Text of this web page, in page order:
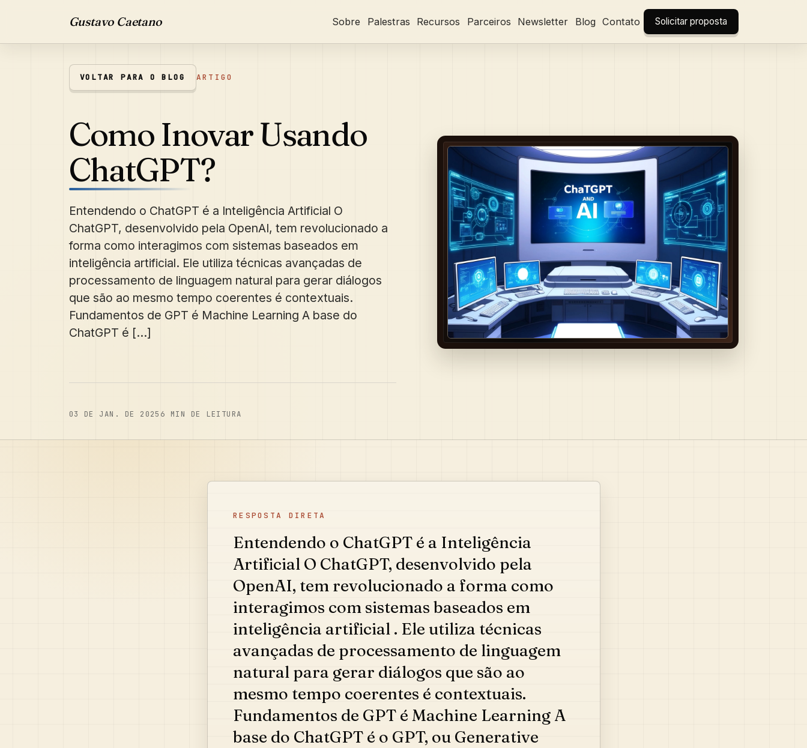
Gustavo Caetano Sobre Palestras Recursos Parceiros Newsletter Blog Contato Solicitar proposta
VOLTAR PARA O BLOG ARTIGO
Como Inovar Usando
ChatGPT?
Entendendo o ChatGPT é a Inteligência Artificial O
ChatGPT, desenvolvido pela OpenAI, tem revolucionado a
forma como interagimos com sistemas baseados em
inteligência artificial. Ele utiliza técnicas avançadas de
processamento de linguagem natural para gerar diálogos
que são ao mesmo tempo coerentes é contextuais.
Fundamentos de GPT é Machine Learning A base do
ChatGPT é [...]
03 DE JAN. DE 2025 6 MIN DE LEITURA
RESPOSTA DIRETA
Entendendo o ChatGPT é a Inteligência
Artificial O ChatGPT, desenvolvido pela
OpenAI, tem revolucionado a forma como
interagimos com sistemas baseados em
inteligência artificial . Ele utiliza técnicas
avançadas de processamento de linguagem
natural para gerar diálogos que são ao
mesmo tempo coerentes é contextuais.
Fundamentos de GPT é Machine Learning A
base do ChatGPT é o GPT, ou Generative